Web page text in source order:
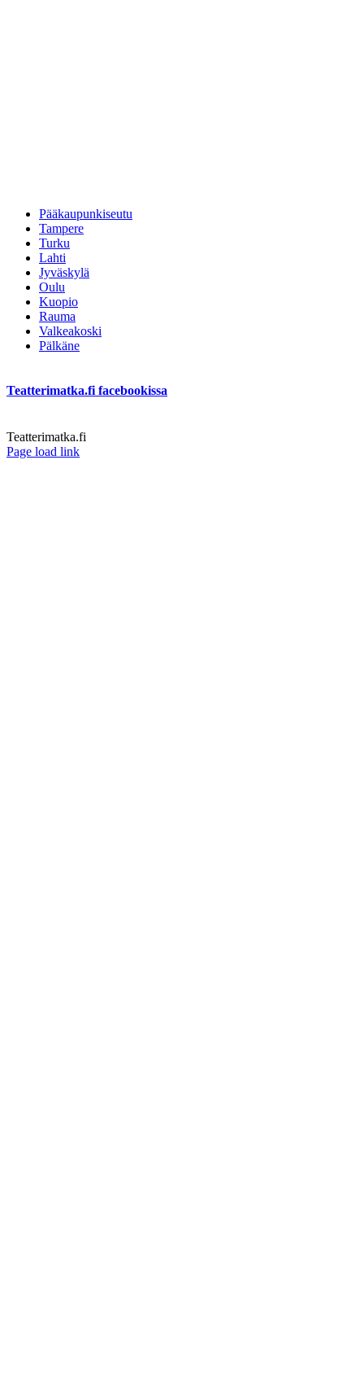
Pääkaupunkiseutu
Tampere
Turku
Lahti
Jyväskylä
Oulu
Kuopio
Rauma
Valkeakoski
Pälkäne
Teatterimatka.fi facebookissa
Teatterimatka.fi
Facebook
Page load link